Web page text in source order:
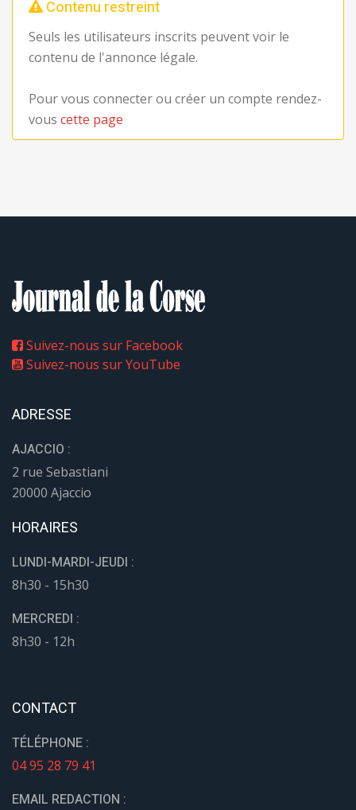
Contenu restreint
Seuls les utilisateurs inscrits peuvent voir le
contenu de l'annonce légale.
Pour vous connecter ou créer un compte rendez-
vous cette page
Suivez-nous sur Facebook
Suivez-nous sur YouTube
ADRESSE
AJACCIO :
2 rue Sebastiani
20000 Ajaccio
HORAIRES
LUNDI-MARDI-JEUDI :
8h30 - 15h30
MERCREDI :
8h30 - 12h
CONTACT
TÉLÉPHONE :
04 95 28 79 41
EMAIL REDACTION :